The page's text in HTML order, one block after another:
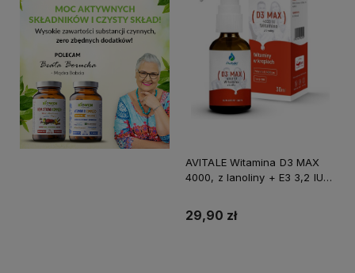
AVITALE Witamina D3 MAX
4000, z lanoliny + E3 3,2 IU
29,90 zł